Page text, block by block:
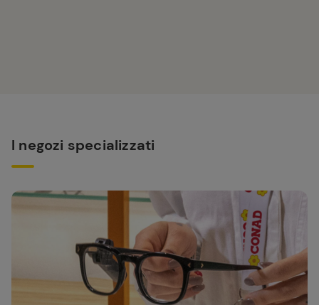
I negozi specializzati